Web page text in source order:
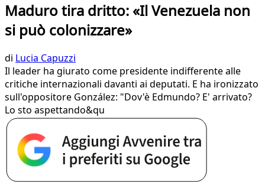
Maduro tira dritto: «Il Venezuela non
si può colonizzare»
di Lucia Capuzzi
Il leader ha giurato come presidente indifferente alle
critiche internazionali davanti ai deputati. E ha ironizzato
sull'oppositore González: "Dov'è Edmundo? E' arrivato?
Lo sto aspettando&qu